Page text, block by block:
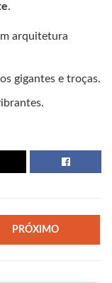
.
arquitetura
gigantes e troças.
PRÓXIMO